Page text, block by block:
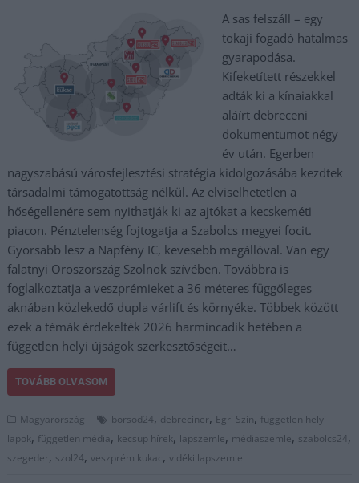
A sas felszáll – egy
tokaji fogadó hatalmas
gyarapodása.
Kifeketített részekkel
adták ki a kínaiakkal
aláírt debreceni
dokumentumot négy
év után. Egerben
nagyszabású városfejlesztési stratégia kidolgozásába kezdtek
társadalmi támogatottság nélkül. Az elviselhetetlen a
hőségellenére sem nyithatják ki az ajtókat a kecskeméti
piacon. Pénztelenség fojtogatja a Szabolcs megyei focit.
Gyorsabb lesz a Napfény IC, kevesebb megállóval. Van egy
falatnyi Oroszország Szolnok szívében. Továbbra is
foglalkoztatja a veszprémieket a 36 méteres függőleges
aknában közlekedő dupla várlift és környéke. Többek között
ezek a témák érdekelték 2026 harmincadik hetében a
független helyi újságok szerkesztőségeit…
TOVÁBB OLVASOM
Magyarország borsod24, debreciner, Egri Szín, független helyi
lapok, független média, kecsup hírek, lapszemle, médiaszemle, szabolcs24,
szegeder, szol24,veszprém kukac,vidéki lapszemle